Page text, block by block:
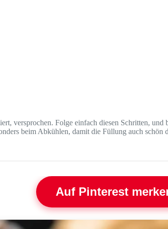
versprochen. Folge einfach diesen Schritten, und
beim Abkühlen, damit die Füllung auch schön
Auf Pinterest